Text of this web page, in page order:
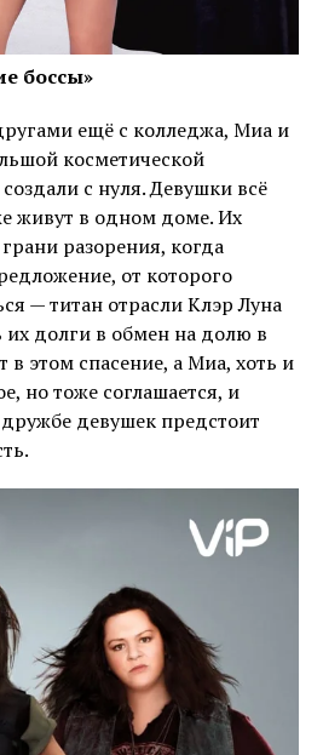
боссы»
ещё с колледжа, Миа и
косметической
с нуля. Девушки всё
живут в одном доме. Их
разорения, когда
от которого
— титан отрасли Клэр Луна
их долги в обмен на долю в
этом спасение, а Миа, хоть и
но тоже соглашается, и
девушек предстоит